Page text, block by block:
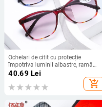
Ochelari de citit cu protecție
împotriva luminii albastre, ramă
completă, ramă PC, formă ovală
40.69 Lei
add_shopping_cart